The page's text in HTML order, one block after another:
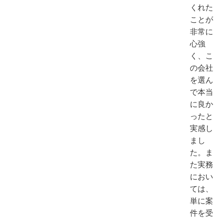
くれた
ことが
非常に
心強
く、こ
の会社
を選ん
で本当
に良か
ったと
実感し
まし
た。ま
た実務
におい
ては、
単に案
件を受